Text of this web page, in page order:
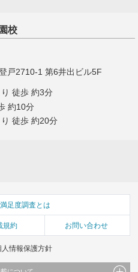
校
戸2710-1 第6井出ビル5F
徒歩 約3分
約10分
徒歩 約20分
足度調査とは
規約 お問い合わせ
人情報保護方針